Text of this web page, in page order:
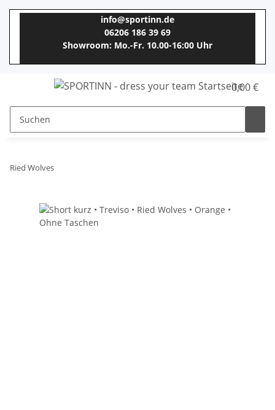
info@sportinn.de
06206 186 39 69
Showroom: Mo.-Fr. 10.00-16:00 Uhr
0,00 €
Ried Wolves